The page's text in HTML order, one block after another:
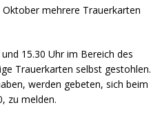
mehrere Trauerkarten
15.30 Uhr im Bereich des
Trauerkarten selbst gestohlen.
werden gebeten, sich beim
zu melden.